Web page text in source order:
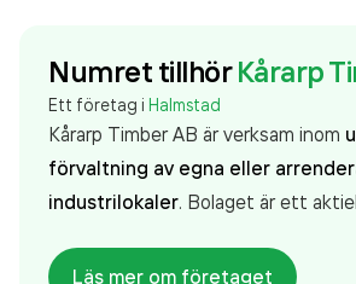
Numret tillhör Kårarp
Ett företag i Halmstad
Kårarp Timber AB är verksam inom
förvaltning av egna eller
industrilokaler. Bolaget är ett
1 731 000,00 krsenaste
Läs mer om företaget